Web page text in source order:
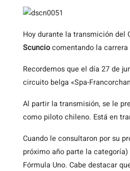
Hoydurante la transmición del
Scunciocomentando la
Recordemos que el día 27 de
circuito belga «Spa-
Al partir la transmisión, se le
como piloto chileno. Está en
Cuando le consultaron por su
próximo año parte la
Fórmula Uno. Cabe destacar